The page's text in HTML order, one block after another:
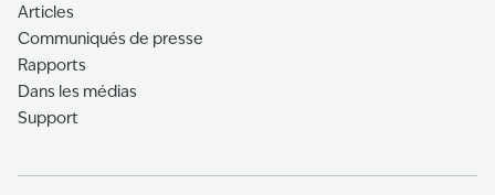
Articles
Communiqués de presse
Rapports
Dans les médias
Support